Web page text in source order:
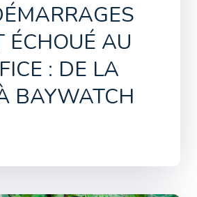
ÉCHOUÉ AU
: DE LA
BAYWATCH